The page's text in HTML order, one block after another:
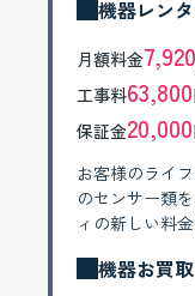
機器レン
月額料金7,920
工事料63,800
保証金20,000
お客様のライ
のセンサー類
ィの新しい料金
機器お買